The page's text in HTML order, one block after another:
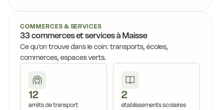
COMMERCES & SERVICES
33 commerces et services à Maisse
Ce qu'on trouve dans le coin: transports, écoles,
commerces, espaces verts.
12
arrêts de transport
2
établissements scolaires